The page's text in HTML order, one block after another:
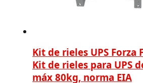
Kit de rieles UPS Forza
Kit de rieles para UPS
máx 80kg, norma EIA